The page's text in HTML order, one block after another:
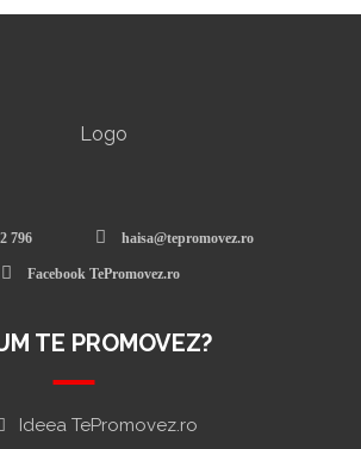
796 haisa@tepromovez.ro
Facebook TePromovez.ro
TE PROMOVEZ?
Ideea TePromovez.ro